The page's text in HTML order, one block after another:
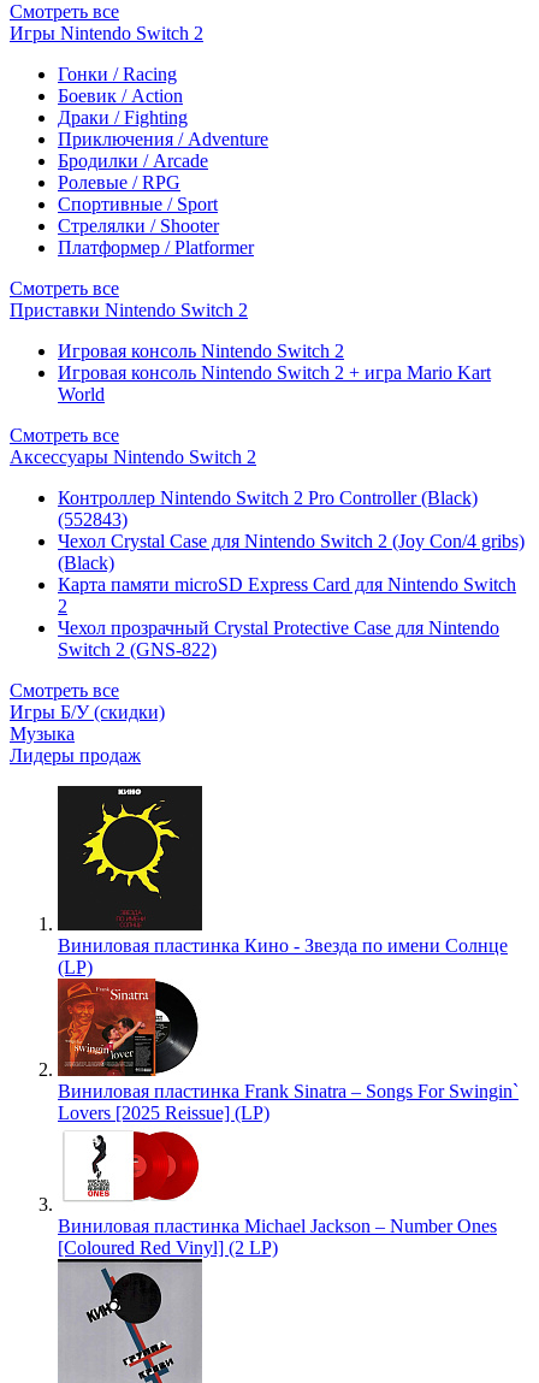
Смотреть все
Игры Nintendo Switch 2
Гонки / Racing
Боевик / Action
Драки / Fighting
Приключения / Adventure
Бродилки / Arcade
Ролевые / RPG
Спортивные / Sport
Стрелялки / Shooter
Платформер / Platformer
Смотреть все
Приставки Nintendo Switch 2
Игровая консоль Nintendo Switch 2
Игровая консоль Nintendo Switch 2 + игра Mario Kart
World
Смотреть все
Аксессуары Nintendo Switch 2
Контроллер Nintendo Switch 2 Pro Controller (Black)
(552843)
Чехол Сrystal Сase для Nintendo Switch 2 (Joy Con/4 gribs)
(Black)
Карта памяти microSD Express Card для Nintendo Switch
2
Чехол прозрачный Crystal Protective Case для Nintendo
Switch 2 (GNS-822)
Смотреть все
Игры Б/У (скидки)
Музыка
Лидеры продаж
Виниловая пластинка Кино - Звезда по имени Солнце
(LP)
Виниловая пластинка Frank Sinatra – Songs For Swingin`
Lovers [2025 Reissue] (LP)
Виниловая пластинка Michael Jackson – Number Ones
[Coloured Red Vinyl] (2 LP)